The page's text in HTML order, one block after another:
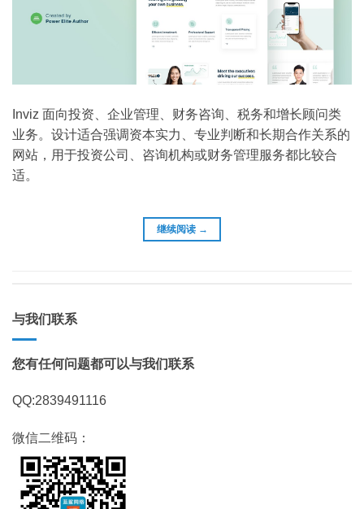
Inviz 面向投资、企业管理、财务咨询、税务和增长顾问类
业务。设计适合强调资本实力、专业判断和长期合作关系的
网站，用于投资公司、咨询机构或财务管理服务都比较合
适。
继续阅读 →
与我们联系
您有任何问题都可以与我们联系
QQ:2839491116
微信二维码：